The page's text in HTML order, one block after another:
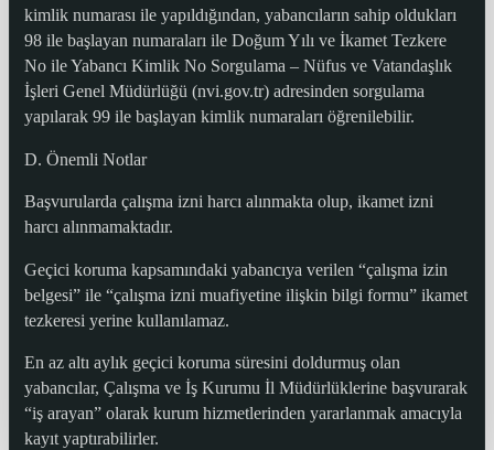
kimlik numarası ile yapıldığından, yabancıların sahip oldukları
98 ile başlayan numaraları ile Doğum Yılı ve İkamet Tezkere
No ile Yabancı Kimlik No Sorgulama – Nüfus ve Vatandaşlık
İşleri Genel Müdürlüğü (nvi.gov.tr) adresinden sorgulama
yapılarak 99 ile başlayan kimlik numaraları öğrenilebilir.
D. Önemli Notlar
Başvurularda çalışma izni harcı alınmakta olup, ikamet izni
harcı alınmamaktadır.
Geçici koruma kapsamındaki yabancıya verilen “çalışma izin
belgesi” ile “çalışma izni muafiyetine ilişkin bilgi formu” ikamet
tezkeresi yerine kullanılamaz.
En az altı aylık geçici koruma süresini doldurmuş olan
yabancılar, Çalışma ve İş Kurumu İl Müdürlüklerine başvurarak
“iş arayan” olarak kurum hizmetlerinden yararlanmak amacıyla
kayıt yaptırabilirler.